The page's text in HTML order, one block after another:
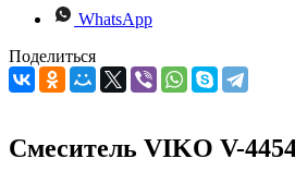
WhatsApp
Поделиться
Смеситель VIKO V-